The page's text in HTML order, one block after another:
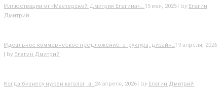
Иллюстрации от «Мастерской Дмитрия Елагина»:…15 мая, 2025 | by Елагин
Дмитрий
Идеальное коммерческое предложение: структура, дизайн…19 апреля, 2026
| by Елагин Дмитрий
Когда бизнесу нужен каталог, а…24 апреля, 2026 | by Елагин Дмитрий